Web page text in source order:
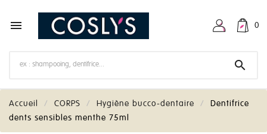
 0

Accueil CORPS Hygiène bucco-dentaire
Dentifrice
dents sensibles menthe 75ml